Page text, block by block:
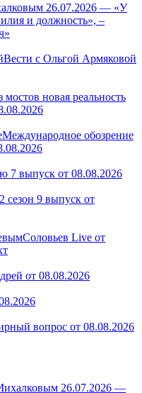
26.07.2026 — «У
и должность», –
Вести с Ольгой Армяковой
новая реальность
Международное обозрение
7 выпуск от 08.08.2026
сезон 9 выпуск от
Соловьев Live от
от 08.08.2026
вопрос от 08.08.2026
26.07.2026 —